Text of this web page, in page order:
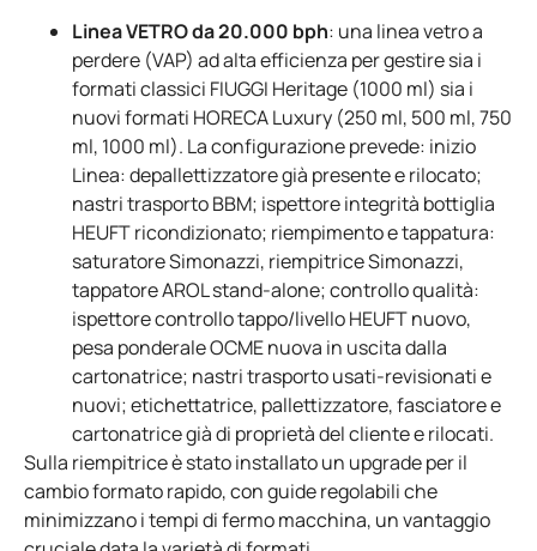
Linea VETRO da 20.000 bph: una linea vetro a
perdere (VAP) ad alta efficienza per gestire sia i
formati classici FIUGGI Heritage (1000 ml) sia i
nuovi formati HORECA Luxury (250 ml, 500 ml, 750
ml, 1000 ml). La configurazione prevede: inizio
Linea: depallettizzatore già presente e rilocato;
nastri trasporto BBM; ispettore integrità bottiglia
HEUFT ricondizionato; riempimento e tappatura:
saturatore Simonazzi, riempitrice Simonazzi,
tappatore AROL stand-alone; controllo qualità:
ispettore controllo tappo/livello HEUFT nuovo,
pesa ponderale OCME nuova in uscita dalla
cartonatrice; nastri trasporto usati-revisionati e
nuovi; etichettatrice, pallettizzatore, fasciatore e
cartonatrice già di proprietà del cliente e rilocati.
Sulla riempitrice è stato installato un upgrade per il
cambio formato rapido, con guide regolabili che
minimizzano i tempi di fermo macchina, un vantaggio